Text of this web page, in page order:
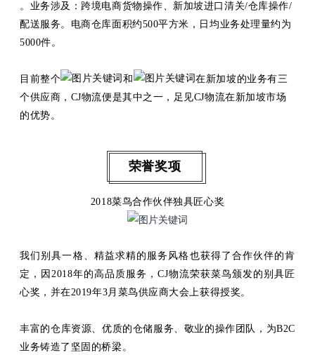
。业务涉及：跨境电商货物操作、新加坡进口清关/仓库操作/
配送服务。电商仓库面积约500平方米，日均业务处理量约为
5000件。
目前整个 和
在新加坡的业务有三
个供应商， CJ物流便是其中之一，足见CJ物流在新加坡市场
的优势。
荣誉奖项
2018菜鸟合作伙伴独具匠心奖
我们别具一格、精益求精的服务风格也获得了合作伙伴的肯
定，因 2018年的高品质服务，CJ物流荣获菜鸟颁发的别具匠
心奖，并在2019年3 月菜鸟供应商大会上获得授奖。
丰富的仓库资源、优质的仓储服务、敬业的操作团队，为B2C
业务铸造了坚固的桥梁。